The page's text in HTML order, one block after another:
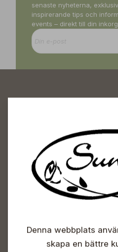
senaste nyheterna,
inspirerande tips och
events – direkt till din
Sunds
Öppet
Vardagar 09-18
Lördagar 09-16
Söndagar Självbetjäning
info(a)sunds.fi
Denna webbplats
skapa en bättre